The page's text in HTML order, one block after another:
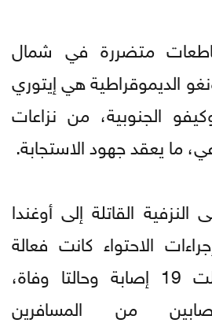
متضررة في شمال
الديموقراطية هي إيتوري
الجنوبية، من نزاعات
ما يعقد جهود الاستجابة.
القاتلة إلى أوغندا
الاحتواء كانت فعالة
هناك، حيث سُجلت 19 إصابة وحالتا وفاة،
من المسافرين